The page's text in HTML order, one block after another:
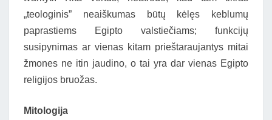
„teologinis” neaiškumas būtų kėlęs keblumų
paprastiems Egipto valstiečiams; funkcijų
susipynimas ar vienas kitam prieštaraujantys mitai
žmones ne itin jaudino, o tai yra dar vienas Egipto
religijos bruožas.
Mitologija